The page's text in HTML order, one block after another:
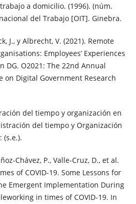
a domicilio. (1996). (núm.
del Trabajo [OIT]. Ginebra.
J., y Albrecht, V. (2021). Remote
Employees’ Experiences
DG. O2021: The 22nd Annual
on Digital Government Research
del tiempo y organización en
del tiempo y Organización
(s.e.).
Chávez, P., Valle-Cruz, D., et al.
of COVID-19. Some Lessons for
Emergent Implementation During
in times of COVID-19. In